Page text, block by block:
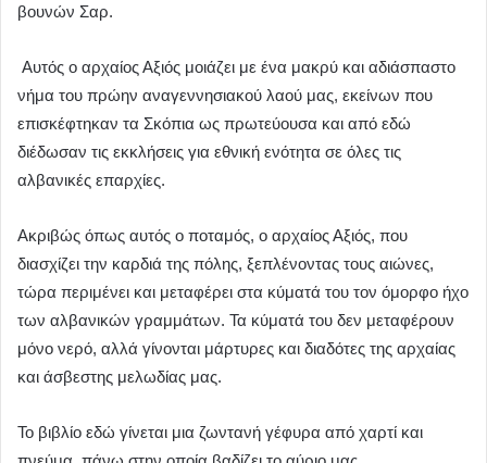
βουνών Σαρ.
Αυτός ο αρχαίος Αξιός μοιάζει με ένα μακρύ και αδιάσπαστο
νήμα του πρώην αναγεννησιακού λαού μας, εκείνων που
επισκέφτηκαν τα Σκόπια ως πρωτεύουσα και από εδώ
διέδωσαν τις εκκλήσεις για εθνική ενότητα σε όλες τις
αλβανικές επαρχίες.
Ακριβώς όπως αυτός ο ποταμός, ο αρχαίος Αξιός, που
διασχίζει την καρδιά της πόλης, ξεπλένοντας τους αιώνες,
τώρα περιμένει και μεταφέρει στα κύματά του τον όμορφο ήχο
των αλβανικών γραμμάτων. Τα κύματά του δεν μεταφέρουν
μόνο νερό, αλλά γίνονται μάρτυρες και διαδότες της αρχαίας
και άσβεστης μελωδίας μας.
Το βιβλίο εδώ γίνεται μια ζωντανή γέφυρα από χαρτί και